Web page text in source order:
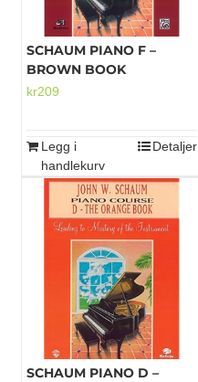
på
produktsiden
SCHAUM PIANO F –
BROWN BOOK
kr209
Legg i
handlekurv
Detaljer
SCHAUM PIANO D –